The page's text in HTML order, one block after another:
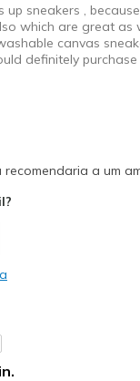
up sneakers ,
which are great as
canvas
definitely purchase
recomendaria a um